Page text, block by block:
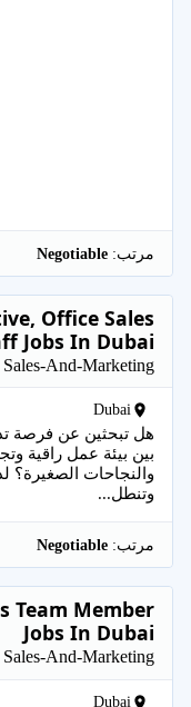
مرتب:
Office Sales
Jobs In Dubai
Sales-And-Marketing
Dubai
هل تبحثين عن فرصة
بين بيئة عمل راقية
والنجاحات الصغيرة؟
وتنطل...
مرتب:
Team Member
Jobs In Dubai
Sales-And-Marketing
Dubai